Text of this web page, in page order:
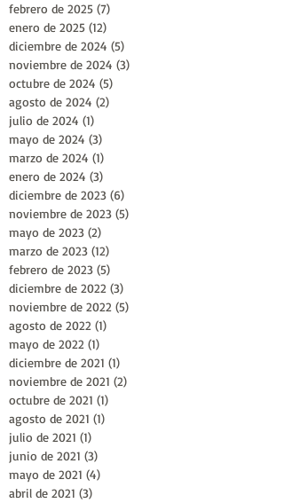
febrero de 2025 (7)
enero de 2025 (12)
diciembre de 2024 (5)
noviembre de 2024 (3)
octubre de 2024 (5)
agosto de 2024 (2)
julio de 2024 (1)
mayo de 2024 (3)
marzo de 2024 (1)
enero de 2024 (3)
diciembre de 2023 (6)
noviembre de 2023 (5)
mayo de 2023 (2)
marzo de 2023 (12)
febrero de 2023 (5)
diciembre de 2022 (3)
noviembre de 2022 (5)
agosto de 2022 (1)
mayo de 2022 (1)
diciembre de 2021 (1)
noviembre de 2021 (2)
octubre de 2021 (1)
agosto de 2021 (1)
julio de 2021 (1)
junio de 2021 (3)
mayo de 2021 (4)
abril de 2021 (3)